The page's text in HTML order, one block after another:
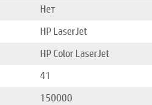
Нет
HP LaserJet
HP Color LaserJet
41
150000